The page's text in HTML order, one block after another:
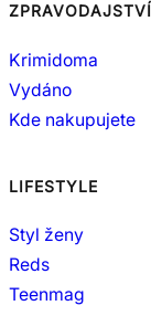
ZPRAVODAJSTVÍ
Krimidoma
Vydáno
Kde nakupujete
LIFESTYLE
Styl ženy
Reds
Teenmag